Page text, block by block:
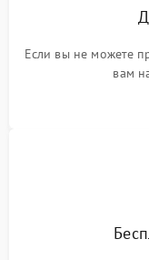
Если вы не можете
вам